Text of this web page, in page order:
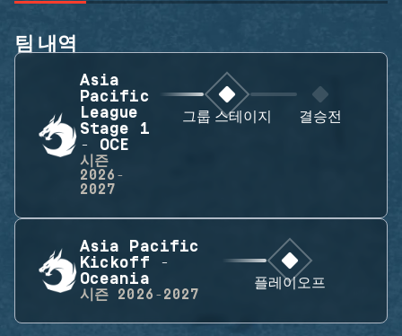
팀 내역
Asia
Pacific
League
Stage 1
- OCE
시즌
2026-
2027
그룹 스테이지 결승전
Asia Pacific
Kickoff -
Oceania
시즌 2026-2027
플레이오프